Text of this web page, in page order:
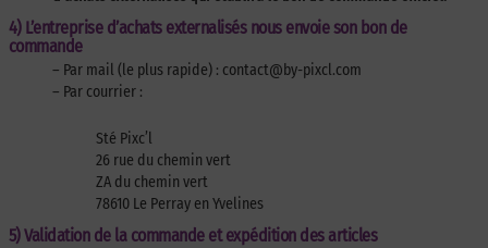
4) L’entreprise d’achats externalisés nous envoie son bon de
commande
– Par mail (le plus rapide) : contact@by-pixcl.com
– Par courrier :
Sté Pixc’l
26 rue du chemin vert
ZA du chemin vert
78610 Le Perray en Yvelines
5) Validation de la commande et expédition des articles